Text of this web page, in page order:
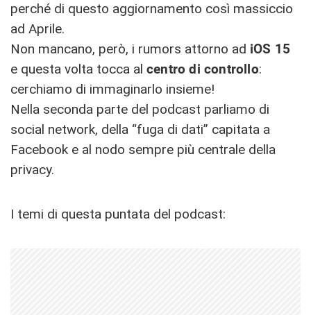
perché di questo aggiornamento così massiccio
ad Aprile.
Non mancano, però, i rumors attorno ad iOS 15
e questa volta tocca al centro di controllo:
cerchiamo di immaginarlo insieme!
Nella seconda parte del podcast parliamo di
social network, della “fuga di dati” capitata a
Facebook e al nodo sempre più centrale della
privacy.
I temi di questa puntata del podcast: